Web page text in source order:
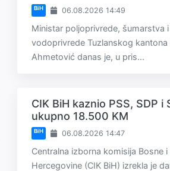
BiH 06.08.2026 14:49
Ministar poljoprivrede, šumarstva i
vodoprivrede Tuzlanskog kantona
Ahmetović danas je, u pris...
CIK BiH kaznio PSS, SDP i
ukupno 18.500 KM
BiH 06.08.2026 14:47
Centralna izborna komisija Bosne i
Hercegovine (CIK BiH) izrekla je